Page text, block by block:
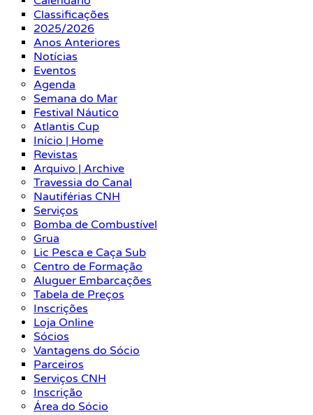
Classificações
2025/2026
Anos Anteriores
Notícias
Eventos
Agenda
Semana do Mar
Festival Náutico
Atlantis Cup
Início | Home
Revistas
Arquivo | Archive
Travessia do Canal
Nautiférias CNH
Serviços
Bomba de Combustível
Grua
Lic Pesca e Caça Sub
Centro de Formação
Aluguer Embarcações
Tabela de Preços
Inscrições
Loja Online
Sócios
Vantagens do Sócio
Parceiros
Serviços CNH
Inscrição
Área do Sócio